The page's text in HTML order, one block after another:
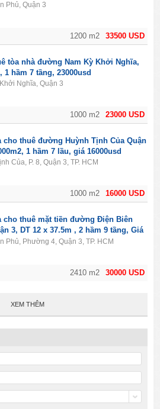
33500 USD
1200 m2
Phủ, Quận 3
23000 USD
1000 m2
tòa nhà đường Nam Kỳ Khởi Nghĩa,
1 hầm 7 tầng, 23000usd
Nghĩa, Quận 3
16000 USD
1000 m2
cho thuê đường Huỳnh Tịnh Của Quận
1 hầm 7 lầu, giá 16000usd
Của, P. 8, Quận 3, TP. HCM
30000 USD
2410 m2
cho thuê mặt tiền đường Điện Biên
3, DT 12 x 37.5m , 2 hầm 9 tầng, Giá
Phủ, Phường 4, Quận 3, TP. HCM
XEM THÊM